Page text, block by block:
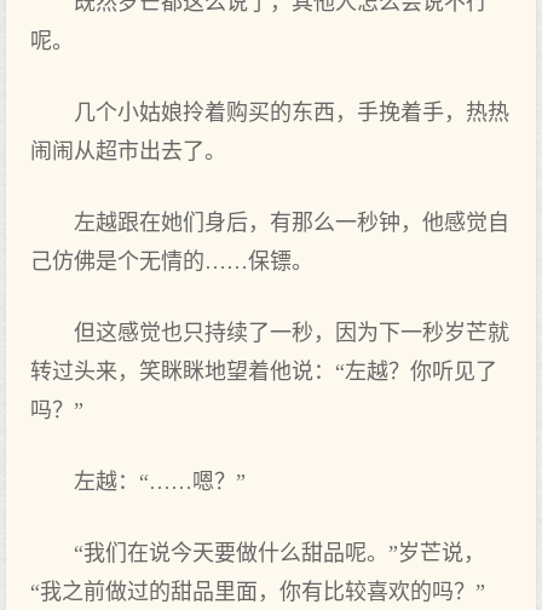
呢。
几个小姑娘拎着购买的东西，手挽着手，热热
闹闹从超市出去了。
左越跟在她们身后，有那么一秒钟，他感觉自
己仿佛是个无情的……保镖。
但这感觉也只持续了一秒，因为下一秒岁芒就
转过头来，笑眯眯地望着他说：“左越？你听见了
吗？”
左越：“……嗯？”
“我们在说今天要做什么甜品呢。”岁芒说，
“我之前做过的甜品里面，你有比较喜欢的吗？”